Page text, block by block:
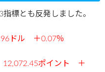
標とも反発しました。
ドル ＋0.07％
ポイント ＋